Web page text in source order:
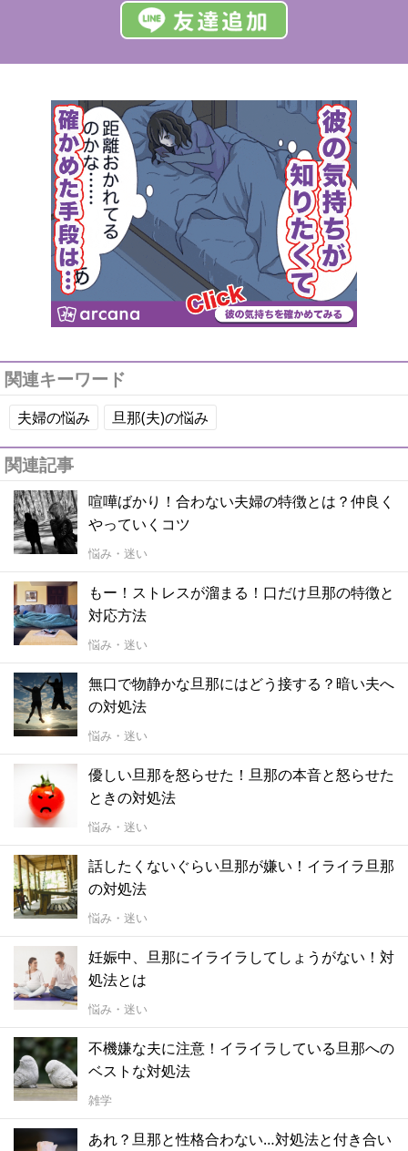
関連キーワード
夫婦の悩み 旦那(夫)の悩み
関連記事
喧嘩ばかり！合わない夫婦の特徴とは？仲良く
やっていくコツ
悩み・迷い
もー！ストレスが溜まる！口だけ旦那の特徴と
対応方法
悩み・迷い
無口で物静かな旦那にはどう接する？暗い夫へ
の対処法
悩み・迷い
優しい旦那を怒らせた！旦那の本音と怒らせた
ときの対処法
悩み・迷い
話したくないぐらい旦那が嫌い！イライラ旦那
の対処法
悩み・迷い
妊娠中、旦那にイライラしてしょうがない！対
処法とは
悩み・迷い
不機嫌な夫に注意！イライラしている旦那への
ベストな対処法
雑学
あれ？旦那と性格合わない…対処法と付き合い